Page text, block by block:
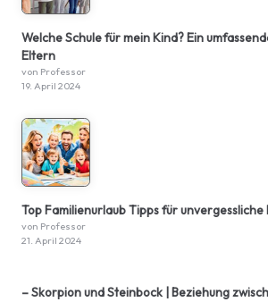
Welche Schule für mein Kind? Ein
Eltern
von Professor
19. April 2024
Top Familienurlaub Tipps für unvergessliche
von Professor
21. April 2024
– Skorpion und Steinbock | Beziehung